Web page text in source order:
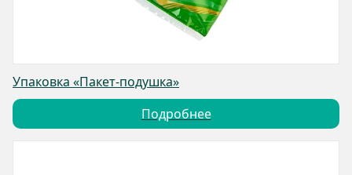
Упаковка «Пакет-подушка»
Подробнее